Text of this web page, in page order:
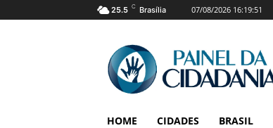
25.5 C Brasília 07/08/2026 16:19:51
HOME CIDADES BRASIL